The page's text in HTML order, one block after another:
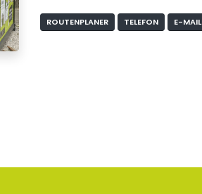
ROUTENPLANER TELEFON E-MAIL